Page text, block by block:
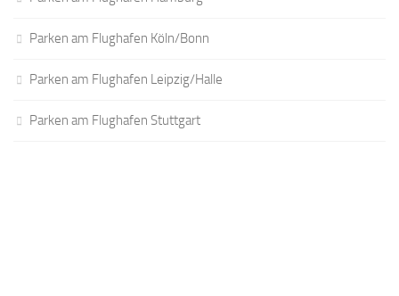
Parken am Flughafen Köln/Bonn
Parken am Flughafen Leipzig/Halle
Parken am Flughafen Stuttgart